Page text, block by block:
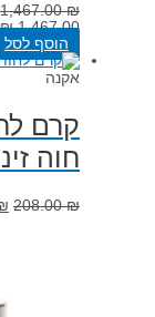
1,467.00₪
1,467.00 ₪.
הוסף לסל
אקנה
חוה
208.00₪